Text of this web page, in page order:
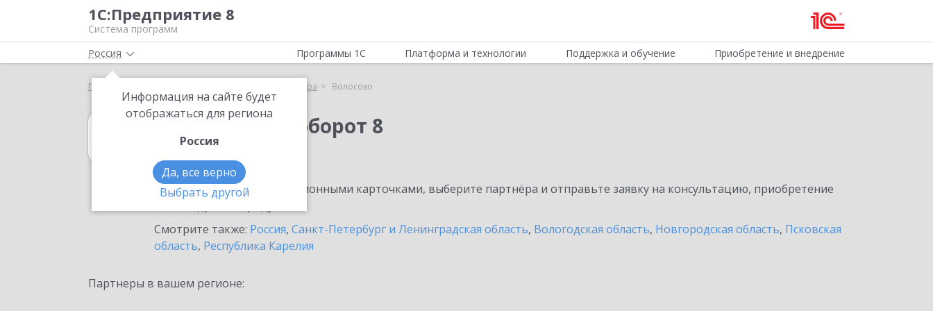
1С:Предприятие 8
Система программ
Россия
Информация на сайте будет
отображаться для региона
Россия
Да, все верно
Выбрать другой
Программы 1С Платформа и технологии Поддержка и обучение Приобретение и внедрение
Главная Выбор партнёра Волосово
1С:Документооборот 8
в Волосово
Ознакомьтесь с информационными карточками, выберите партнёра и отправьте заявку на консультацию, приобретение
Смотрите также: Россия, Санкт-Петербург и Ленинградская область, Вологодская область, Новгородская область, Псковская
область, Республика Карелия
Партнеры в вашем регионе: